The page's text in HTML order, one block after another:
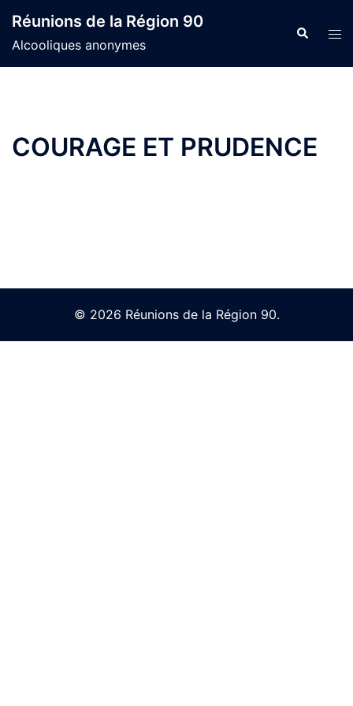
content
Réunions de la Région 90
Alcooliques anonymes
Search
COURAGE ET PRUDENCE
© 2026 Réunions de la Région 90.